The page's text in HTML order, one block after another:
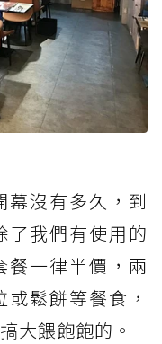
幕沒有多久，到
了我們有使用的
餐一律半價，兩
鬆餅等餐食，
大餵飽飽的。